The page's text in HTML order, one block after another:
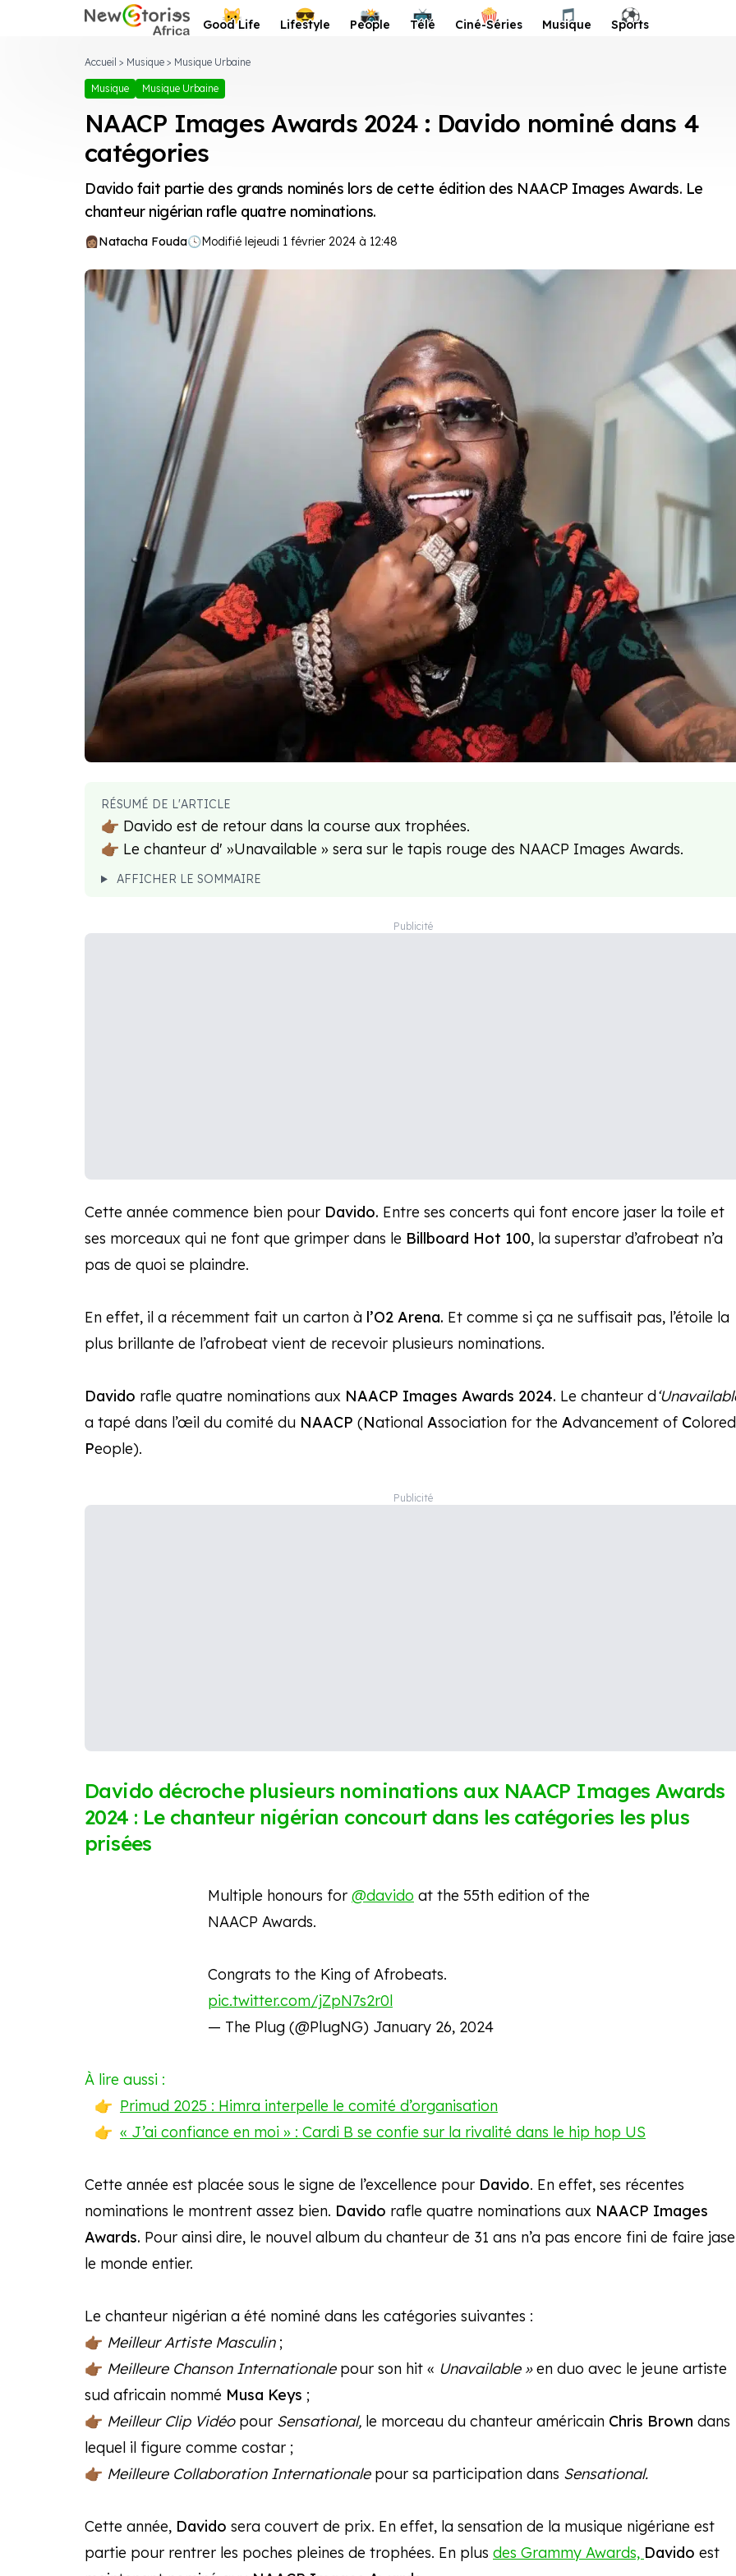
Newstories Africa 😺
Good Life 😎
Lifestyle 📸
People 📺
Télé 🍿
Ciné-Séries 🎵
Musique ⚽️
Sports
Accueil > Musique > Musique Urbaine
Musique Musique Urbaine
NAACP Images Awards 2024 : Davido nominé dans 4
catégories
Davido fait partie des grands nominés lors de cette édition des NAACP Images Awards. Le
chanteur nigérian rafle quatre nominations.
Natacha Fouda🕓Modifié lejeudi 1 février 2024 à 12:48
RÉSUMÉ DE L'ARTICLE
👉🏾 Davido est de retour dans la course aux trophées.
👉🏾 Le chanteur d' »Unavailable » sera sur le tapis rouge des NAACP Images Awards.
AFFICHER LE SOMMAIRE
Cette année commence bien pour Davido. Entre ses concerts qui font encore jaser la toile et
ses morceaux qui ne font que grimper dans le Billboard Hot 100, la superstar d’afrobeat n’a
pas de quoi se plaindre.
En effet, il a récemment fait un carton à l’O2 Arena. Et comme si ça ne suffisait pas, l’étoile la
plus brillante de l’afrobeat vient de recevoir plusieurs nominations.
Davido rafle quatre nominations aux NAACP Images Awards 2024. Le chanteur d
a tapé dans l’œil du comité du NAACP (National Association for the Advancement of Colored
People).
Davido décroche plusieurs nominations aux NAACP Images Awards
2024 : Le chanteur nigérian concourt dans les catégories les plus
prisées
Multiple honours for @davido at the 55th edition of the
NAACP Awards.
Congrats to the King of Afrobeats.
pic.twitter.com/jZpN7s2r0l
— The Plug (@PlugNG) January 26, 2024
Cette année est placée sous le signe de l’excellence pour Davido. En effet, ses récentes
nominations le montrent assez bien. Davido rafle quatre nominations aux NAACP Images
Awards. Pour ainsi dire, le nouvel album du chanteur de 31 ans n’a pas encore fini de faire
le monde entier.
Le chanteur nigérian a été nominé dans les catégories suivantes :
👉🏾 Meilleur Artiste Masculin;
👉🏾 Meilleure Chanson Internationalepour son hit « Unavailable »en duo avec le jeune artiste
sud africain nommé Musa Keys ;
👉🏾 Meilleur Clip Vidéo pour Sensational, le morceau du chanteur américain Chris Brown dans
lequel il figure comme costar ;
👉🏾 Meilleure Collaboration Internationalepour sa participation dans Sensational.
Cette année, Davido sera couvert de prix. En effet, la sensation de la musique nigériane est
partie pour rentrer les poches pleines de trophées. En plus des Grammy Awards, Davido est
À lire aussi :
Primud 2025 : Himra interpelle le comité d’organisation
« J’ai confiance en moi » : Cardi B se confie sur la rivalité dans le hip hop US